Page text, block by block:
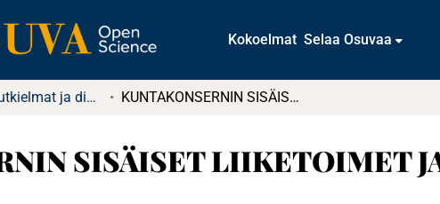
Kokoelmat Selaa Osuvaa
Pro gradu -tutkielmat ja diplomityöt (rajattu saatavuus) KUNTAKONSERNIN SISÄISET LIIKETOIMET JA VEROTUS : Case satamayhtiö
SISÄISET LIIKETOIMET